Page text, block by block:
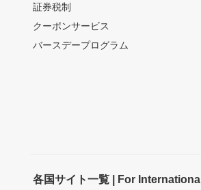
証券税制
クーポンサービス
バースデープログラム
各国サイト一覧 | For International